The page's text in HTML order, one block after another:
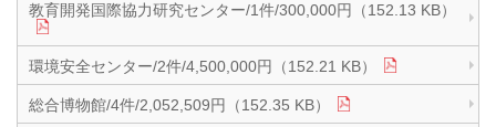
教育開発国際協力研究センター/1件/300,000円（152.13 KB）
環境安全センター/2件/4,500,000円（152.21 KB）
総合博物館/4件/2,052,509円（152.35 KB）